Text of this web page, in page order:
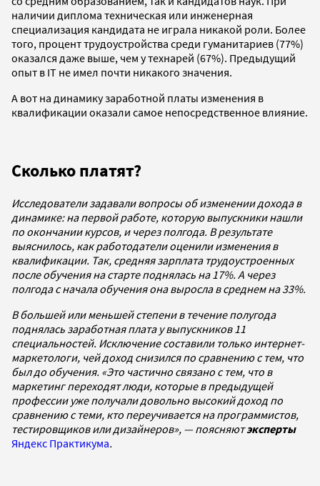
наличии диплома техническая или инженерная
специализация кандидата не играла никакой роли. Более
того, процент трудоустройства среди гуманитариев (77%)
оказался даже выше, чем у технарей (67%). Предыдущий
опыт в IT не имел почти никакого значения.
А вот на динамику заработной платы изменения в
квалификации оказали самое непосредственное влияние.
Сколько платят?
Исследователи задавали вопросы об изменении дохода в
динамике: на первой работе, которую выпускники нашли
по окончании курсов, и через полгода. В результате
выяснилось, как работодатели оценили изменения в
квалификации. Так, средняя зарплата трудоустроенных
после обучения на старте поднялась на 17%. А через
полгода с начала обучения она выросла в среднем на 33%.
В большей или меньшей степени в течение полугода
поднялась заработная плата у выпускников 11
специальностей. Исключение составили только интернет-
маркетологи, чей доход снизился по сравнению с тем, что
был до обучения. «Это частично связано с тем, что в
маркетинг переходят люди, которые в предыдущей
профессии уже получали довольно высокий доход по
сравнению с теми, кто переучивается на программистов,
тестировщиков или дизайнеров», — поясняютэксперты
Яндекс Практикума.